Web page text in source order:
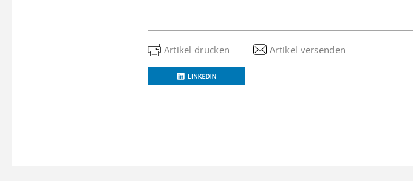
Artikel drucken Artikel versenden